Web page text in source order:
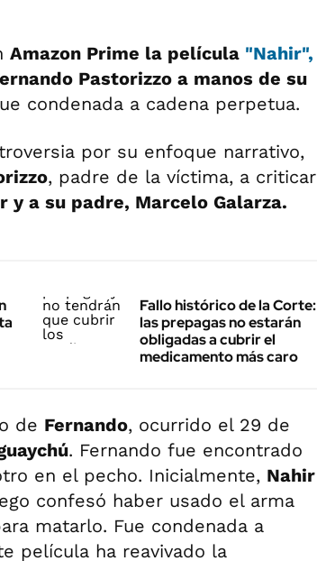
Amazon Prime la película "Nahir",
Pastorizzo a manos de su
condenada a cadena perpetua.
por su enfoque narrativo,
, padre de la víctima, a criticar
y a su padre, Marcelo Galarza.
Fallo histórico de la Corte:
las prepagas no estarán
obligadas a cubrir el
medicamento más caro
de Fernando, ocurrido el 29 de
. Fernando fue encontrado
en el pecho. Inicialmente, Nahir
confesó haber usado el arma
matarlo. Fue condenada a
película ha reavivado la